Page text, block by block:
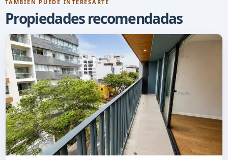
TAMBIÉN PUEDE INTERESARTE
Propiedades recomendadas